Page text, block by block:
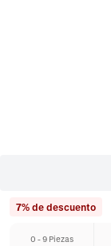
7% de descuento
0 - 9 Piezas